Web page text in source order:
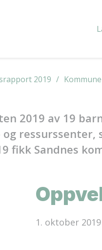
2019
2019 av 19
fikk Sandnes
1. oktober